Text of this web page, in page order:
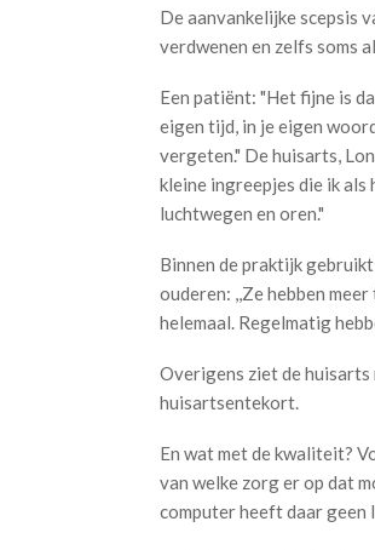
De aanvankelijke scepsis
verdwenen en zelfs soms
Een patiënt: "Het fijne is
eigen tijd, in je eigen
vergeten." De huisarts,
kleine ingreepjes die ik
luchtwegen en oren."
Binnen de praktijk
ouderen: ,,Ze hebben
helemaal. Regelmatig
Overigens ziet de
huisartsentekort.
En wat met de kwaliteit?
van welke zorg er op dat
computer heeft daar geen